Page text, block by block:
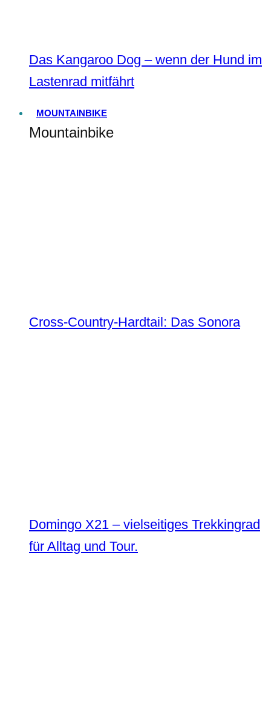
Das Kangaroo Dog – wenn der Hund im
Lastenrad mitfährt
MOUNTAINBIKE
Mountainbike
Cross-Country-Hardtail: Das Sonora
Domingo X21 – vielseitiges Trekkingrad
für Alltag und Tour.